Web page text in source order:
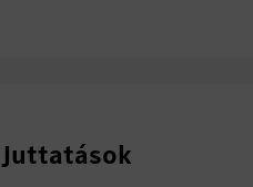
Juttatások